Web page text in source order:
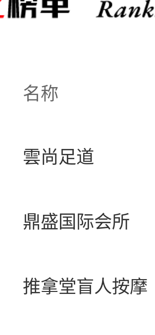
名称
雲尚足道
鼎盛国际会所
推拿堂盲人按摩